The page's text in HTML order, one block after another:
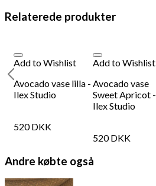
Relaterede produkter
Add to Wishlist
Avocado vase lilla -
Ilex Studio
520DKK
Add to Wishlist
Avocado vase
Sweet Apricot -
Ilex Studio
520DKK
Andre købte også